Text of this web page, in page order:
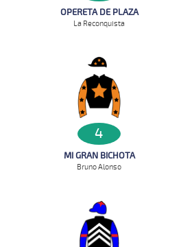
OPERETA DE PLAZA
La Reconquista
4
MI GRAN BICHOTA
Bruno Alonso